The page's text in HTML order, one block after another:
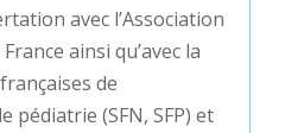
avec l’Association
ainsi qu’avec la
de
pédiatrie (SFN, SFP) et